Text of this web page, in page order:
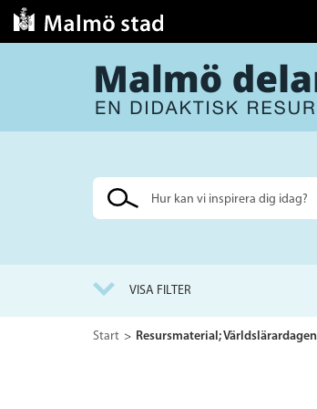
Sök
VISA FILTER
Start Resursmaterial; Världslärardagen